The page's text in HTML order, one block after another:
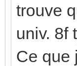
trouve
univ. 8f
Ce que